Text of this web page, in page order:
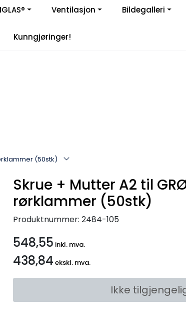
i butikk (Sandefjord)
Ventilasjon Bildegalleri
Kunngjøringer!
(50stk)
Skrue + Mutter A2 til
rørklammer (50stk)
Produktnummer: 2484-105
548,55 inkl. mva.
438,84 ekskl. mva.
Ikke